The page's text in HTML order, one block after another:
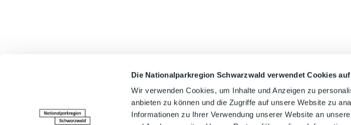
Die Nationalparkregion Schwarzwald verwendet Cookies
Wir verwenden Cookies, um Inhalte und Anzeigen zu
anbieten zu können und die Zugriffe auf unsere Website zu
Informationen zu Ihrer Verwendung unserer Website an